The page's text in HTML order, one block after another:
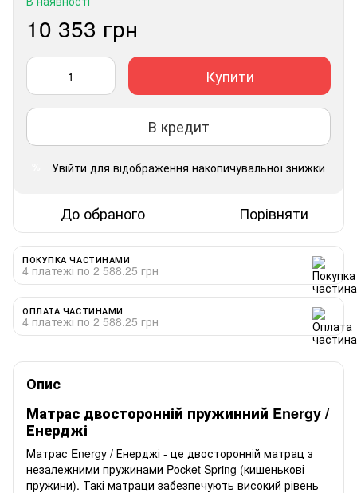
10 353 грн
Купити
В кредит
Увійти для відображення накопичувальної знижки
До обраного Порівняти
ПОКУПКА ЧАСТИНАМИ
4 платежі по 2 588.25 грн
ОПЛАТА ЧАСТИНАМИ
4 платежі по 2 588.25 грн
Опис
Матрас двосторонній пружинний Energy /
Енерджі
Матрас Energy / Енерджі - це двосторонній матрац з
незалежними пружинами Pocket Spring (кишенькові
пружини). Такі матраци забезпечують високий рівень